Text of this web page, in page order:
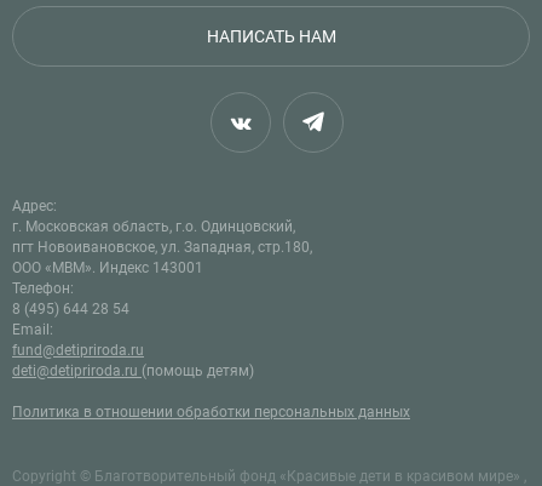
НАПИСАТЬ НАМ
Адрес:
г. Московская область, г.о. Одинцовский,
пгт Новоивановское, ул. Западная, стр.180,
ООО «МВМ». Индекс 143001
Телефон:
8 (495) 644 28 54
Email:
fund@detipriroda.ru
deti@detipriroda.ru (помощь детям)
Политика в отношении обработки персональных данных
Copyright © Благотворительный фонд «Красивые дети в красивом мире» ,